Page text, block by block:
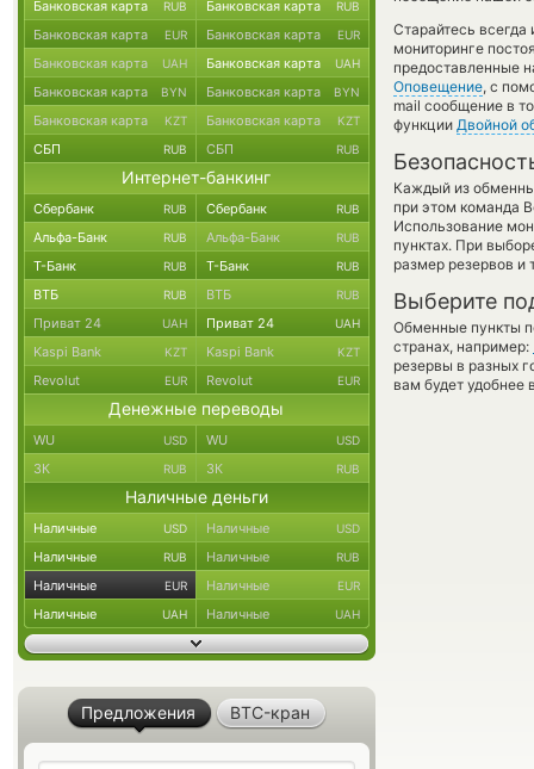
Старайтесь всегда
мониторинге
предоставленные
Оповещение, с
mail сообщение в
функции Двойной
Каждый из
при этом команда
Использование
пунктах. При
размер резервов и
Выберите
Обменные пункты
странах, например:
резервы в разных
вам будет удобнее
Банковская карта RUB Банковская карта RUB
Банковская карта EUR Банковская карта EUR
Банковская карта UAH Банковская карта UAH
Банковская карта BYN Банковская карта BYN
Банковская карта KZT Банковская карта KZT
СБП RUB СБП RUB
Интернет-банкинг
Сбербанк RUB Сбербанк RUB
Альфа-Банк RUB Альфа-Банк RUB
Т-Банк RUB Т-Банк RUB
ВТБ RUB ВТБ RUB
Приват 24 UAH Приват 24 UAH
Kaspi Bank KZT Kaspi Bank KZT
Revolut EUR Revolut EUR
Денежные переводы
WU USD WU USD
ЗК RUB ЗК RUB
Наличные деньги
Наличные USD Наличные USD
Наличные RUB Наличные RUB
Наличные EUR Наличные EUR
Наличные UAH Наличные UAH
Предложения BTC-кран